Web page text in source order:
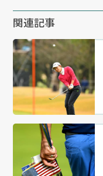
関連記事